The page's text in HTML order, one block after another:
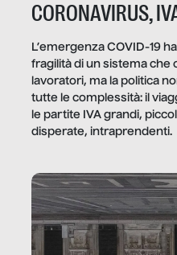
CORONAVIRUS,
L’emergenza COVID-19
fragilità di un sistema che
lavoratori, ma la politica
tutte le complessità: il
le partite IVA grandi,
disperate, intraprendenti.